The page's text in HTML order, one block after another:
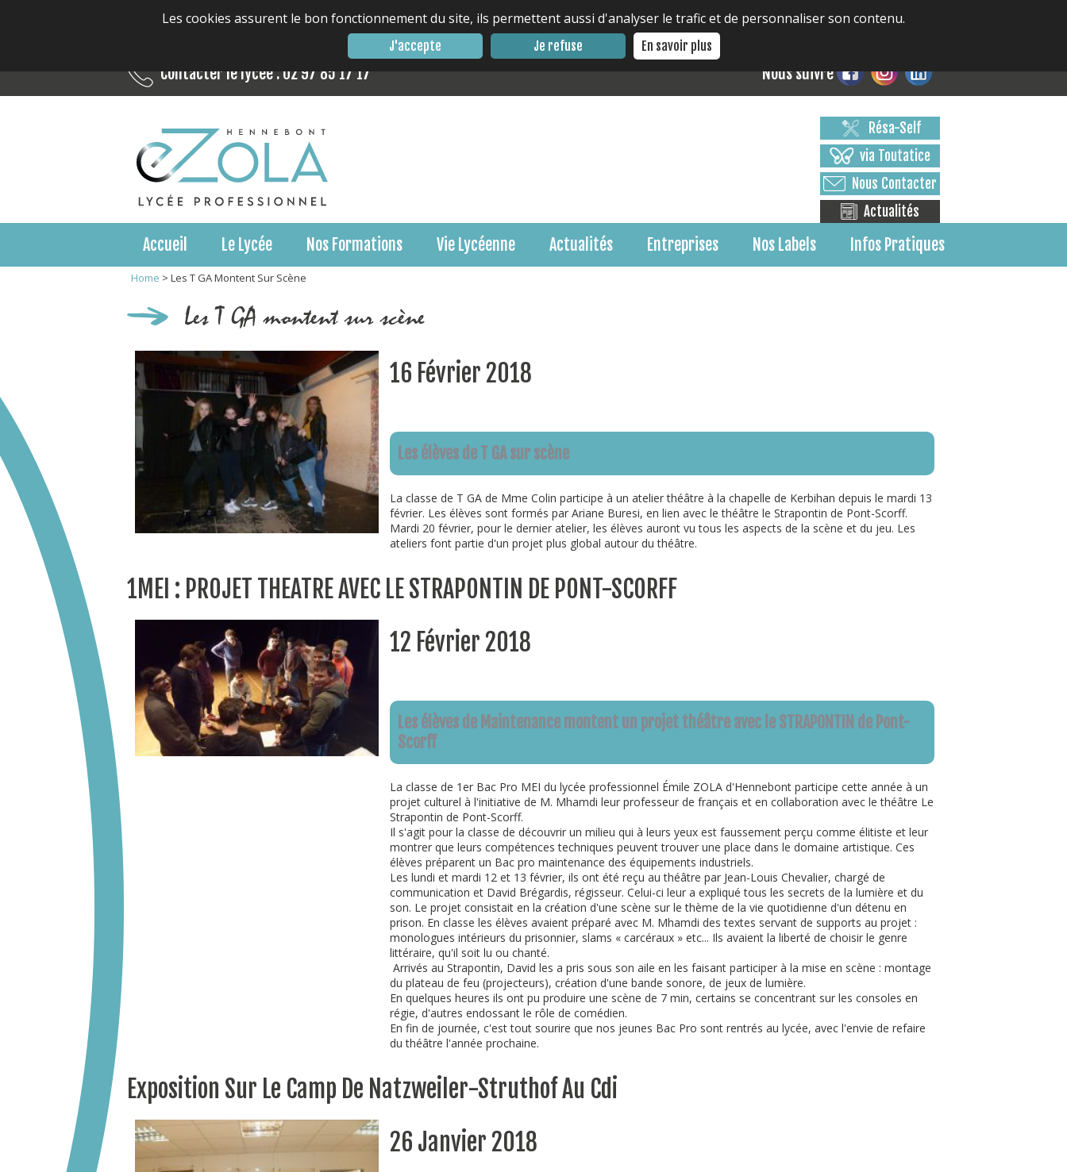
Les cookies assurent le bon fonctionnement du site, ils permettent aussi d'analyser le trafic et de personnaliser son contenu.
J'accepte Je refuse En savoir plus
Contacter le lycée : 02 97 85 17 17 Nous suivre
Résa-Self
via Toutatice
Nous Contacter
Actualités
Accueil Le Lycée Nos Formations Vie Lycéenne Actualités Entreprises Nos Labels Infos Pratiques
Home > Les T GA Montent Sur Scène
Les T GA montent sur scène
16 Février 2018
Les élèves de T GA sur scène
La classe de T GA de Mme Colin participe à un atelier théâtre à la chapelle de Kerbihan depuis le mardi 13
février. Les élèves sont formés par Ariane Buresi, en lien avec le théâtre le Strapontin de Pont-Scorff.
Mardi 20 février, pour le dernier atelier, les élèves auront vu tous les aspects de la scène et du jeu. Les
ateliers font partie d'un projet plus global autour du théâtre.
1MEI : PROJET THEATRE AVEC LE STRAPONTIN DE PONT-SCORFF
12 Février 2018
Les élèves de Maintenance montent un projet théâtre avec le STRAPONTIN de Pont-
Scorff
La classe de 1er Bac Pro MEI du lycée professionnel Émile ZOLA d'Hennebont participe cette année à un
projet culturel à l'initiative de M. Mhamdi leur professeur de français et en collaboration avec le théâtre Le
Strapontin de Pont-Scorff.
Il s'agit pour la classe de découvrir un milieu qui à leurs yeux est faussement perçu comme élitiste et leur
montrer que leurs compétences techniques peuvent trouver une place dans le domaine artistique. Ces
élèves préparent un Bac pro maintenance des équipements industriels.
Les lundi et mardi 12 et 13 février, ils ont été reçu au théâtre par Jean-Louis Chevalier, chargé de
communication et David Brégardis, régisseur. Celui-ci leur a expliqué tous les secrets de la lumière et du
son. Le projet consistait en la création d'une scène sur le thème de la vie quotidienne d'un détenu en
prison. En classe les élèves avaient préparé avec M. Mhamdi des textes servant de supports au projet :
monologues intérieurs du prisonnier, slams « carcéraux » etc... Ils avaient la liberté de choisir le genre
littéraire, qu'il soit lu ou chanté.
Arrivés au Strapontin, David les a pris sous son aile en les faisant participer à la mise en scène : montage
du plateau de feu (projecteurs), création d'une bande sonore, de jeux de lumière.
En quelques heures ils ont pu produire une scène de 7 min, certains se concentrant sur les consoles en
régie, d'autres endossant le rôle de comédien.
En fin de journée, c'est tout sourire que nos jeunes Bac Pro sont rentrés au lycée, avec l'envie de refaire
du théâtre l'année prochaine.
Exposition Sur Le Camp De Natzweiler-Struthof Au Cdi
26 Janvier 2018